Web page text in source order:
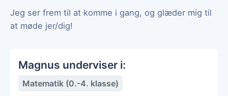
Jeg ser frem til at komme i gang, og glæder mig til
at møde jer/dig!
Magnus underviser i:
Matematik (0.-4. klasse)